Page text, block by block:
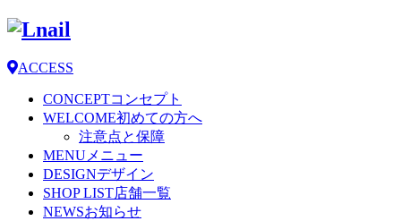
ACCESS
CONCEPTコンセプト
WELCOME初めての方へ
注意点と保障
MENU メニュー
DESIGNデザイン
SHOP LIST店舗一覧
NEWSお知らせ